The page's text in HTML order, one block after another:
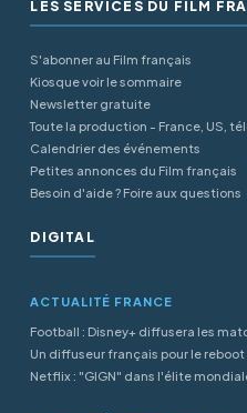
LES SERVICES DU FILM
S'abonner au Film français
Kiosque voir le sommaire
Newsletter gratuite
Toute la production - France, US,
Calendrier des événements
Petites annonces du Film français
Besoin d'aide ? Foire aux questions
DIGITAL
ACTUALITÉ FRANCE
Football : Disney+ diffusera les
Un diffuseur français pour le
Netflix : "GIGN" dans l'élite